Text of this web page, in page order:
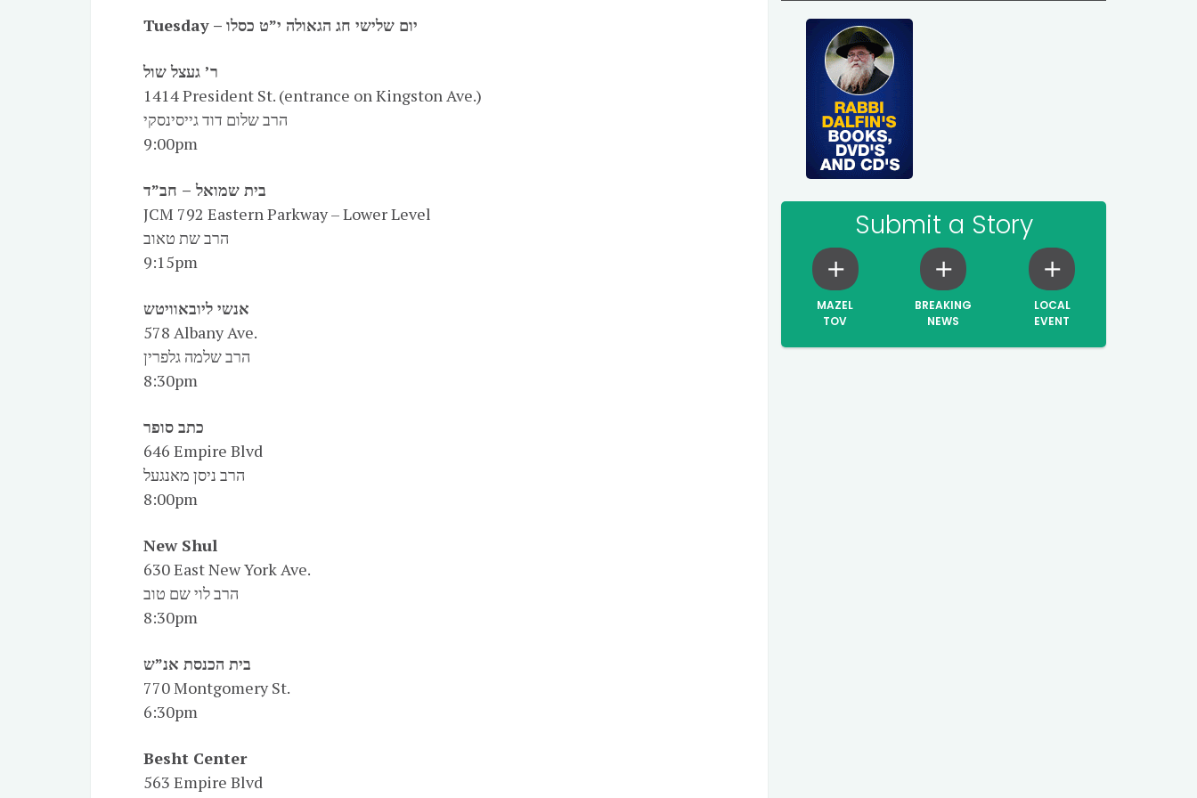
Tuesday – יום שלישי חג הגאולה י”ט כסלו
ר’ געצל שול
1414 President St. (entrance on Kingston Ave.)
הרב שלום דוד גייסינסקי
9:00pm
בית שמואל – חב”ד
JCM 792 Eastern Parkway – Lower Level
הרב שת טאוב
9:15pm
אנשי ליובאוויטש
578 Albany Ave.
הרב שלמה גלפרין
8:30pm
כתב סופר
646 Empire Blvd
הרב ניסן מאנגעל
8:00pm
New Shul
630 East New York Ave.
הרב לוי שם טוב
8:30pm
בית הכנסת אנ”ש
770 Montgomery St.
6:30pm
Besht Center
563 Empire Blvd
Submit a Story
MAZEL
TOV
BREAKING
NEWS
LOCAL
EVENT